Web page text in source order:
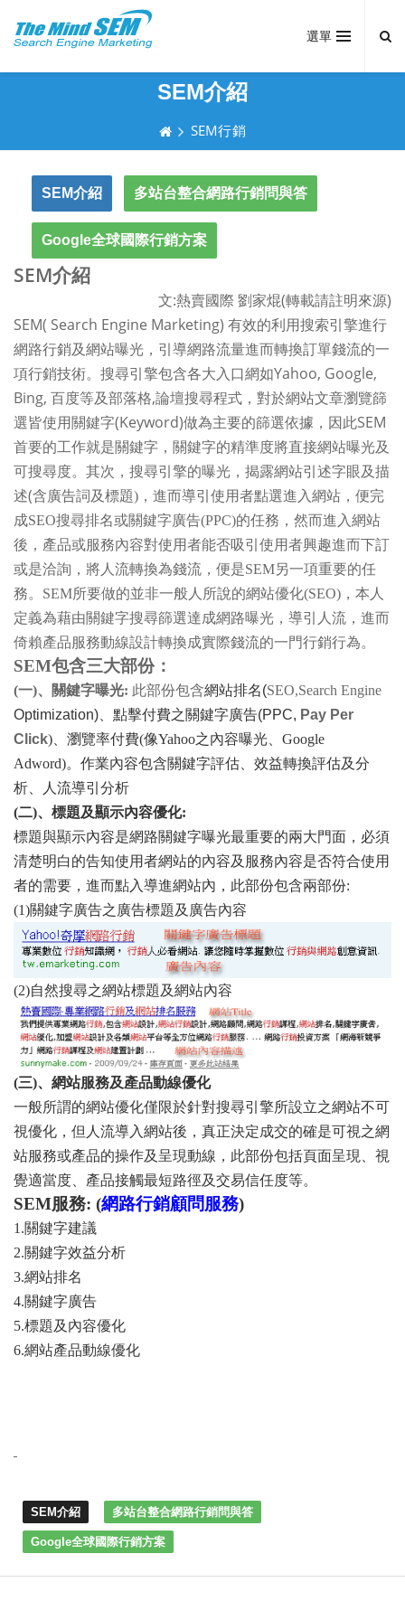
選單
SEM介紹
SEM行銷
SEM介紹 多站台整合網路行銷問與答
Google全球國際行銷方案
SEM介紹
文:熱賣國際 劉家焜(轉載請註明來源)
SEM( Search Engine Marketing) 有效的利用搜索引擎進行
網路行銷及網站曝光，引導網路流量進而轉換訂單錢流的一
項行銷技術。搜尋引擎包含各大入口網如Yahoo, Google,
Bing, 百度等及部落格,論壇搜尋程式，對於網站文章瀏覽篩
選皆使用關鍵字(Keyword)做為主要的篩選依據，因此SEM
首要的工作就是關鍵字，關鍵字的精準度將直接網站曝光及
可搜尋度。其次，搜尋引擎的曝光，揭露網站引述字眼及描
述(含廣告詞及標題) ，進而導引使用者點選進入網站，便完
成SEO搜尋排名或關鍵字廣告(PPC)的任務，然而進入網站
後，產品或服務內容對使用者能否吸引使用者興趣進而下訂
或是洽詢，將人流轉換為錢流，便是SEM另一項重要的任
務。 SEM所要做的並非一般人所說的網站優化(SEO) ，本人
定義為藉由關鍵字搜尋篩選達成網路曝光，導引人流，進而
倚賴產品服務動線設計轉換成實際錢流的一門行銷行為。
SEM包含三大部份：
(一)、關鍵字曝光: 此部份包含網站排名(SEO,Search Engine
Optimization) 、點擊付費之關鍵字廣告(PPC, Pay Per
Click) 、瀏覽率付費(像Yahoo之內容曝光、 Google
Adword)。作業內容包含關鍵字評估、效益轉換評估及分
析、人流導引分析
(二)、標題及顯示內容優化:
標題與顯示內容是網路關鍵字曝光最重要的兩大門面，必須
清楚明白的告知使用者網站的內容及服務內容是否符合使用
者的需要，進而點入導進網站內，此部份包含兩部份:
(1)關鍵字廣告之廣告標題及廣告內容
(2)自然搜尋之網站標題及網站內容
(三)、網站服務及產品動線優化
一般所謂的網站優化僅限於針對搜尋引擎所設立之網站不可
視優化，但人流導入網站後，真正決定成交的確是可視之網
站服務或產品的操作及呈現動線，此部份包括頁面呈現、視
覺適當度、產品接觸最短路徑及交易信任度等。
SEM服務: (網路行銷顧問服務)
1.關鍵字建議
2.關鍵字效益分析
3.網站排名
4.關鍵字廣告
5.標題及內容優化
6.網站產品動線優化
SEM介紹 多站台整合網路行銷問與答
Google全球國際行銷方案